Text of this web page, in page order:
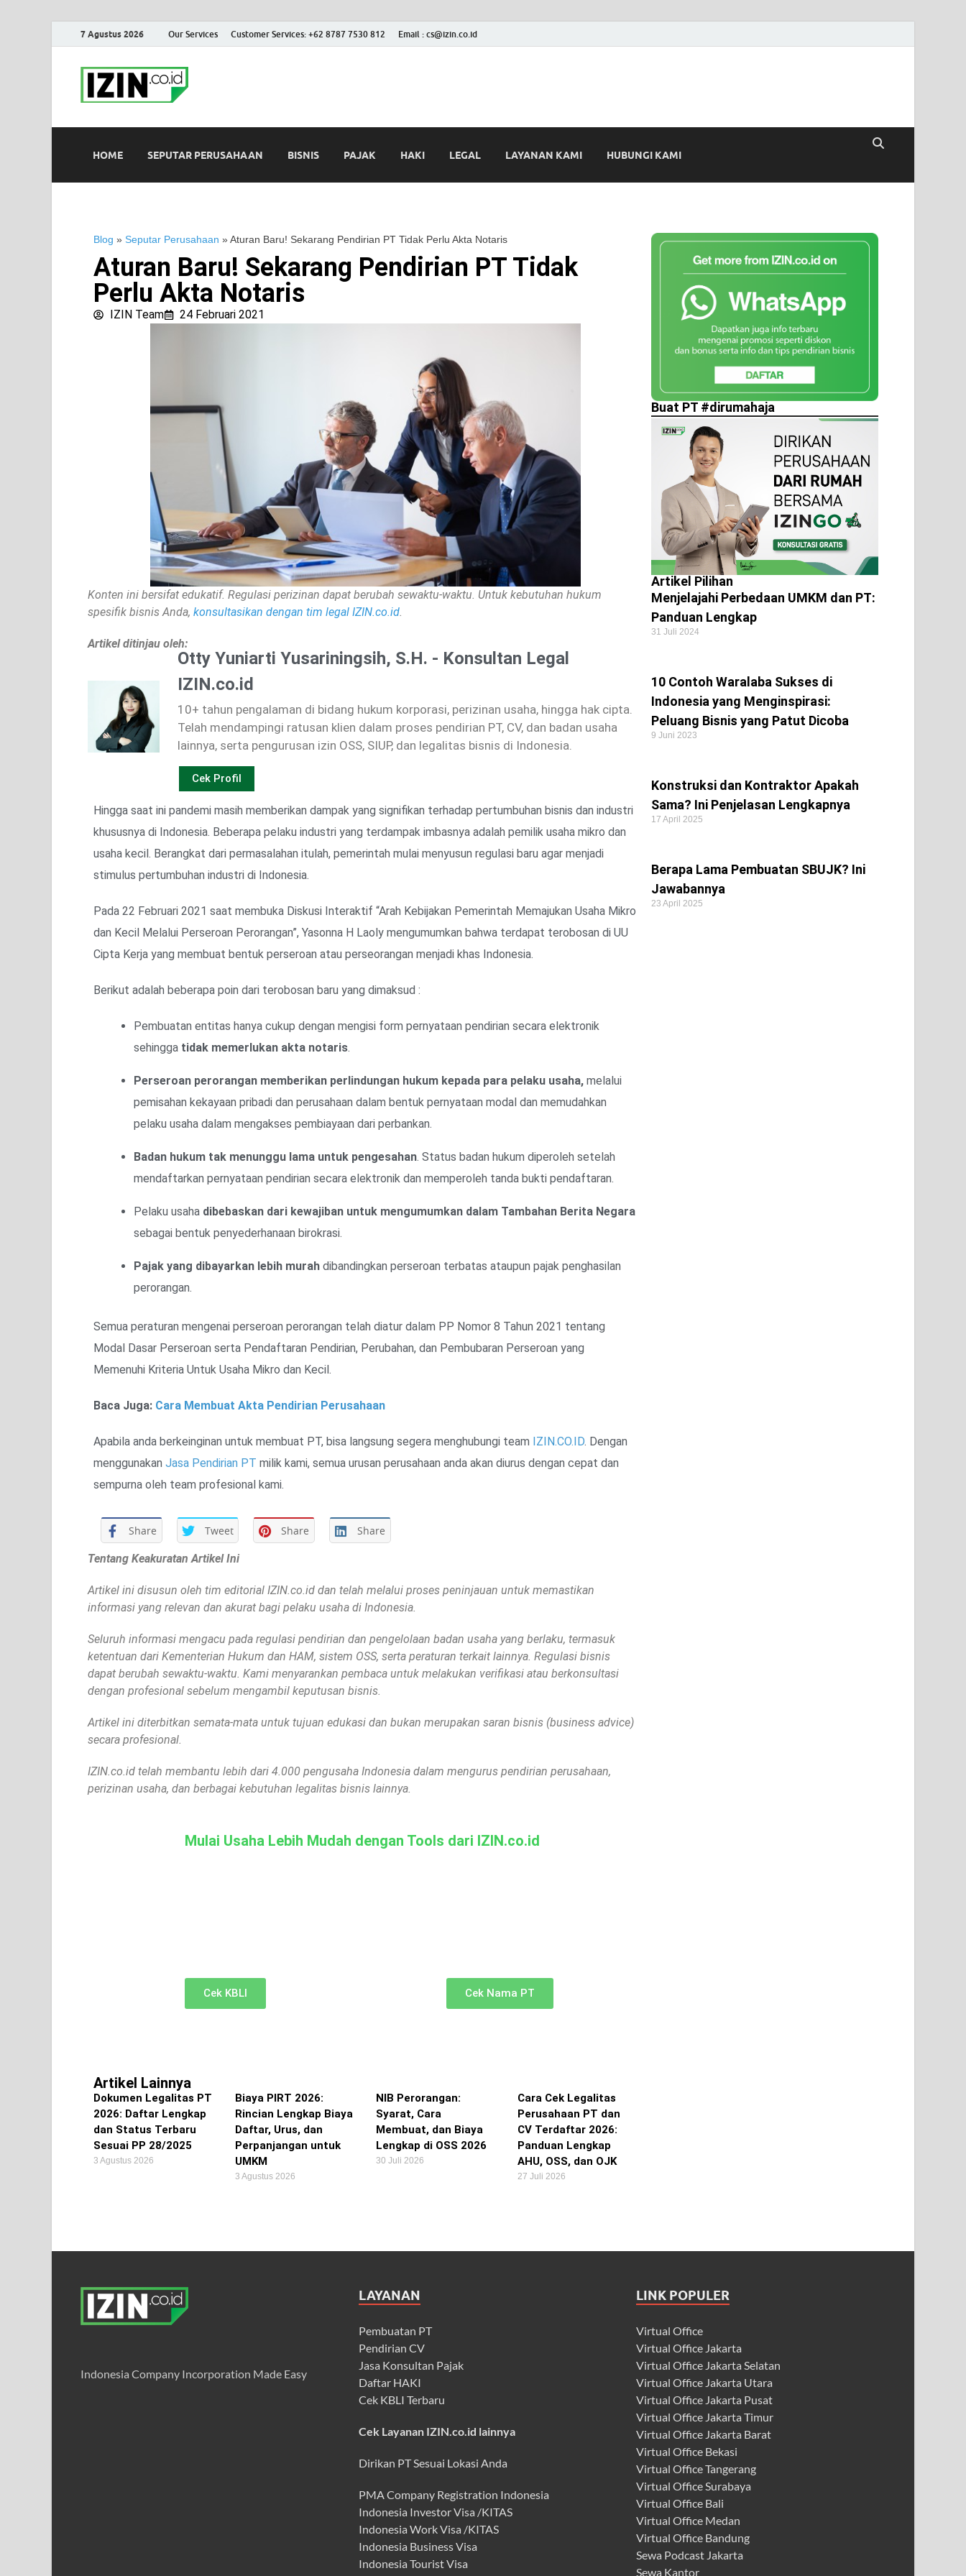
7 Agustus 2026 Our Services Customer Services: +62 8787 7530 812 Email : cs@izin.co.id
HOME SEPUTAR PERUSAHAAN BISNIS PAJAK HAKI LEGAL LAYANAN KAMI HUBUNGI KAMI
Blog » Seputar Perusahaan » Aturan Baru! Sekarang Pendirian PT Tidak Perlu Akta Notaris
Aturan Baru! Sekarang Pendirian PT Tidak
Perlu Akta Notaris
IZIN Team 24 Februari 2021
Konten ini bersifat edukatif. Regulasi perizinan dapat berubah sewaktu-waktu. Untuk kebutuhan hukum
spesifik bisnis Anda, konsultasikan dengan tim legal IZIN.co.id.
Artikel ditinjau oleh:
Otty Yuniarti Yusariningsih, S.H. - Konsultan Legal
IZIN.co.id
10+ tahun pengalaman di bidang hukum korporasi, perizinan usaha, hingga hak cipta.
Telah mendampingi ratusan klien dalam proses pendirian PT, CV, dan badan usaha
lainnya, serta pengurusan izin OSS, SIUP, dan legalitas bisnis di Indonesia.
Cek Profil
Hingga saat ini pandemi masih memberikan dampak yang signifikan terhadap pertumbuhan bisnis dan industri
khususnya di Indonesia. Beberapa pelaku industri yang terdampak imbasnya adalah pemilik usaha mikro dan
usaha kecil. Berangkat dari permasalahan itulah, pemerintah mulai menyusun regulasi baru agar menjadi
stimulus pertumbuhan industri di Indonesia.
Pada 22 Februari 2021 saat membuka Diskusi Interaktif “Arah Kebijakan Pemerintah Memajukan Usaha Mikro
dan Kecil Melalui Perseroan Perorangan”, Yasonna H Laoly mengumumkan bahwa terdapat terobosan di UU
Cipta Kerja yang membuat bentuk perseroan atau perseorangan menjadi khas Indonesia.
Berikut adalah beberapa poin dari terobosan baru yang dimaksud :
Pembuatan entitas hanya cukup dengan mengisi form pernyataan pendirian secara elektronik
sehingga tidak memerlukan akta notaris.
Perseroan perorangan memberikan perlindungan hukum kepada para pelaku usaha, melalui
pemisahan kekayaan pribadi dan perusahaan dalam bentuk pernyataan modal dan memudahkan
pelaku usaha dalam mengakses pembiayaan dari perbankan.
Badan hukum tak menunggu lama untuk pengesahan. Status badan hukum diperoleh setelah
mendaftarkan pernyataan pendirian secara elektronik dan memperoleh tanda bukti pendaftaran.
Pelaku usaha dibebaskan dari kewajiban untuk mengumumkan dalam Tambahan Berita Negara
sebagai bentuk penyederhanaan birokrasi.
Pajak yang dibayarkan lebih murah dibandingkan perseroan terbatas ataupun pajak penghasilan
perorangan.
Semua peraturan mengenai perseroan perorangan telah diatur dalam PP Nomor 8 Tahun 2021 tentang
Modal Dasar Perseroan serta Pendaftaran Pendirian, Perubahan, dan Pembubaran Perseroan yang
Memenuhi Kriteria Untuk Usaha Mikro dan Kecil.
Baca Juga: Cara Membuat Akta Pendirian Perusahaan
Apabila anda berkeinginan untuk membuat PT, bisa langsung segera menghubungi team IZIN.CO.ID. Dengan
menggunakan Jasa Pendirian PT milik kami, semua urusan perusahaan anda akan diurus dengan cepat dan
sempurna oleh team profesional kami.
Share Tweet Share Share
Tentang Keakuratan Artikel Ini
Artikel ini disusun oleh tim editorial IZIN.co.id dan telah melalui proses peninjauan untuk memastikan
informasi yang relevan dan akurat bagi pelaku usaha di Indonesia.
Seluruh informasi mengacu pada regulasi pendirian dan pengelolaan badan usaha yang berlaku, termasuk
ketentuan dari Kementerian Hukum dan HAM, sistem OSS, serta peraturan terkait lainnya. Regulasi bisnis
dapat berubah sewaktu-waktu. Kami menyarankan pembaca untuk melakukan verifikasi atau berkonsultasi
dengan profesional sebelum mengambil keputusan bisnis.
Artikel ini diterbitkan semata-mata untuk tujuan edukasi dan bukan merupakan saran bisnis (business advice)
secara profesional.
IZIN.co.id telah membantu lebih dari 4.000 pengusaha Indonesia dalam mengurus pendirian perusahaan,
perizinan usaha, dan berbagai kebutuhan legalitas bisnis lainnya.
Mulai Usaha Lebih Mudah dengan Tools dari IZIN.co.id
Cek KBLI Cek Nama PT
Artikel Lainnya
Dokumen Legalitas PT
2026: Daftar Lengkap
dan Status Terbaru
Sesuai PP 28/2025
3 Agustus 2026
Biaya PIRT 2026:
Rincian Lengkap Biaya
Daftar, Urus, dan
Perpanjangan untuk
UMKM
3 Agustus 2026
NIB Perorangan:
Syarat, Cara
Membuat, dan Biaya
Lengkap di OSS 2026
30 Juli 2026
Cara Cek Legalitas
Perusahaan PT dan
CV Terdaftar 2026:
Panduan Lengkap
AHU, OSS, dan OJK
27 Juli 2026
Buat PT #dirumahaja
Artikel Pilihan
Menjelajahi Perbedaan UMKM dan PT:
Panduan Lengkap
31 Juli 2024
10 Contoh Waralaba Sukses di
Indonesia yang Menginspirasi:
Peluang Bisnis yang Patut Dicoba
9 Juni 2023
Konstruksi dan Kontraktor Apakah
Sama? Ini Penjelasan Lengkapnya
17 April 2025
Berapa Lama Pembuatan SBUJK? Ini
Jawabannya
23 April 2025
Indonesia Company Incorporation Made Easy
LAYANAN
Pembuatan PT
Pendirian CV
Jasa Konsultan Pajak
Daftar HAKI
Cek KBLI Terbaru
Cek Layanan IZIN.co.id lainnya
Dirikan PT Sesuai Lokasi Anda
PMA Company Registration Indonesia
Indonesia Investor Visa /KITAS
Indonesia Work Visa /KITAS
Indonesia Business Visa
Indonesia Tourist Visa
LINK POPULER
Virtual Office
Virtual Office Jakarta
Virtual Office Jakarta Selatan
Virtual Office Jakarta Utara
Virtual Office Jakarta Pusat
Virtual Office Jakarta Timur
Virtual Office Jakarta Barat
Virtual Office Bekasi
Virtual Office Tangerang
Virtual Office Surabaya
Virtual Office Bali
Virtual Office Medan
Virtual Office Bandung
Sewa Podcast Jakarta
Sewa Kantor